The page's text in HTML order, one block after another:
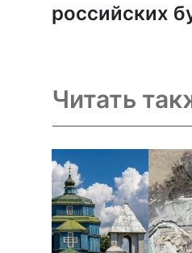
российских
Читать